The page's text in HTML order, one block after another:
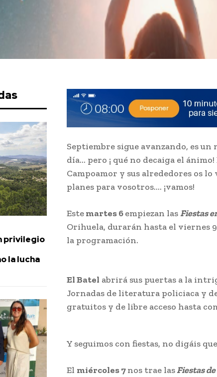
privilegio
la lucha
Septiembre sigue avanzando, es
día… pero ¡ qué no decaiga el
Campoamor y sus alrededores os
planes para vosotros…. ¡vamos!
Estemartes 6empiezan lasFiestas
Orihuela, durarán hasta el viernes
la programación.
El Batel abrirá sus puertas a la
Jornadas de literatura policiaca y
gratuitos y de libre acceso hasta
Y seguimos con fiestas, no digáis
El miércoles 7nos trae lasFiestas